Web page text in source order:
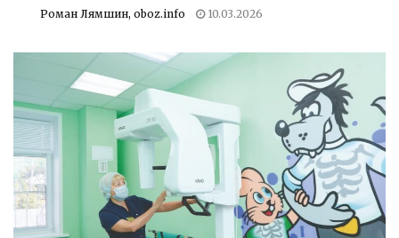
Роман Лямшин, oboz.info 10.03.2026